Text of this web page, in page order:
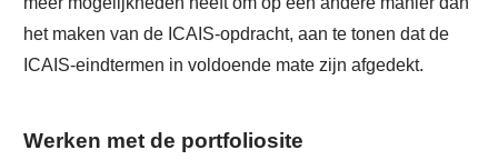
het maken van de ICAIS-opdracht, aan te tonen dat de
ICAIS-eindtermen in voldoende mate zijn afgedekt.
Werken met de portfoliosite